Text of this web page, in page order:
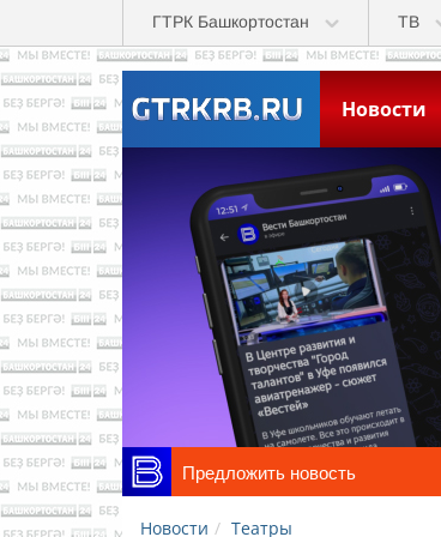
Skip to main contentГТРК Башкортостан ТВ
Новости
Предложить новость
Новости Театры